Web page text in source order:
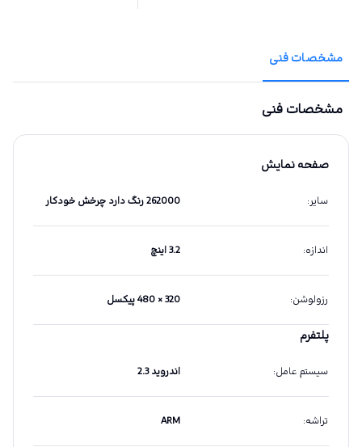
مشخصات فنی
مشخصات فنی
صفحه نمایش
سایر: 262000 رنگ دارد چرخش خودکار
اندازه: 3.2 اینچ
رزولوشن: 320 × 480 پیکسل
پلتفرم
سیستم عامل: اندروید 2.3
تراشه:
ARM